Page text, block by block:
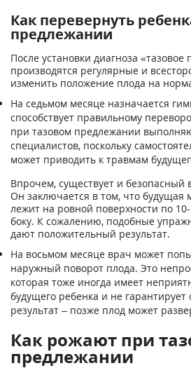
Как перевернуть
предлежании
После установки диагноза
производятся регулярные и
изменить положение плода на
На седьмом месяце назначается
способствует правильному
при тазовом предлежании
специалистов, поскольку
может приводить к травмам
Впрочем, существует и безопасный
Он заключается в том, что будущая
лежит на ровной поверхности по
боку. К сожалению, подобные
дают положительный результат.
На восьмом месяце врач может
наружный поворот плода. Это
которая тоже иногда имеет
будущего ребенка и не
результат – позже плод может
Как рожают при
предлежании